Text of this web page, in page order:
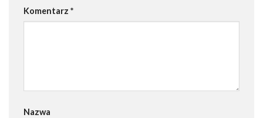
Komentarz *
Nazwa